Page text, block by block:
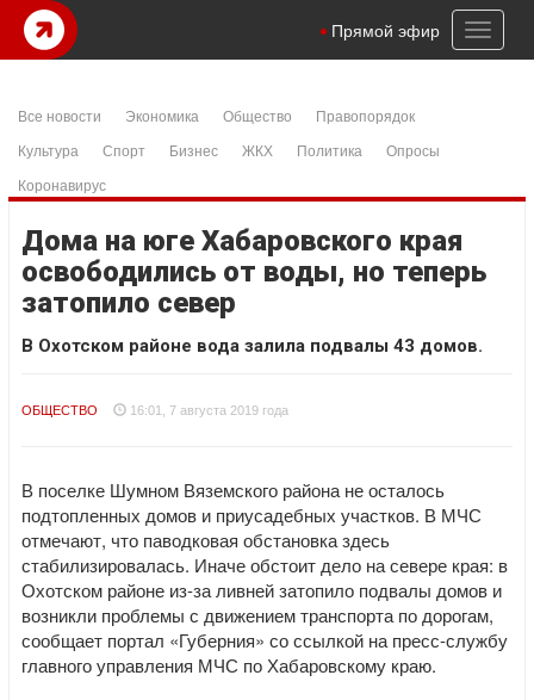
Toggle
Прямой эфир
Все новости Экономика Общество
Правопорядок
Культура
Спорт Бизнес ЖКХ Политика
Опросы
Коронавирус
Дома на юге Хабаровского края
освободились от воды, но теперь
затопило север
В Охотском районе вода залила подвалы 43 домов.
ОБЩЕСТВО 16:01, 7 августа 2019 года
В поселке Шумном Вяземского района не осталось
подтопленных домов и приусадебных участков. В МЧС
отмечают, что паводковая обстановка здесь
стабилизировалась. Иначе обстоит дело на севере края: в
Охотском районе из-за ливней затопило подвалы домов и
возникли проблемы с движением транспорта по дорогам,
сообщает портал «Губерния» со ссылкой на пресс-службу
главного управления МЧС по Хабаровскому краю.